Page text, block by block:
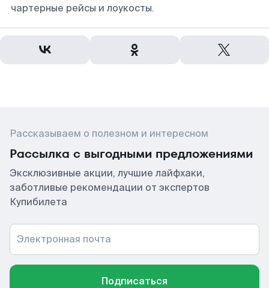
чартерные рейсы и лоукосты.
Рассказываем о полезном и интересном
Рассылка с выгодными предложениями
Эксклюзивные акции, лучшие лайфхаки,
заботливые рекомендации от экспертов
Купибилета
Электронная почта
Подписаться